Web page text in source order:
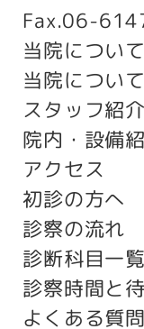
Fax.06-
当院について
当院について
スタッフ紹介
院内・設備
アクセス
初診の方へ
診察の流れ
診断科目一覧
診察時間と
よくある質問